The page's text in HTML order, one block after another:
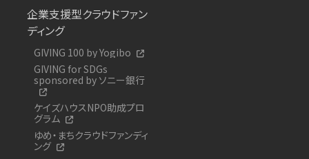
企業支援型クラウドファン
ディング
GIVING 100 by Yogibo
GIVING for SDGs
sponsored by ソニー銀行
ケイズハウスNPO助成プロ
グラム
ゆめ・まちクラウドファンディ
ング